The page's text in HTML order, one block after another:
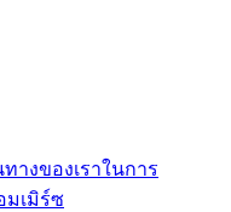
างของเราในการ
มเมิร์ซ